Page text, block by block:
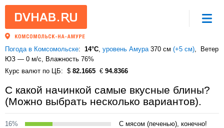
Погода в Комсомольске 14°C, уровень Амура370 см (+5 см)
Ветер
ЮЗ — 0 м/с, Влажность 76%
Курс валют по ЦБ
82.1665 94.8366
С какой начинкой самые вкусные блины?
(Можно выбрать несколько вариантов).
16% С мясом (печенью), конечно!